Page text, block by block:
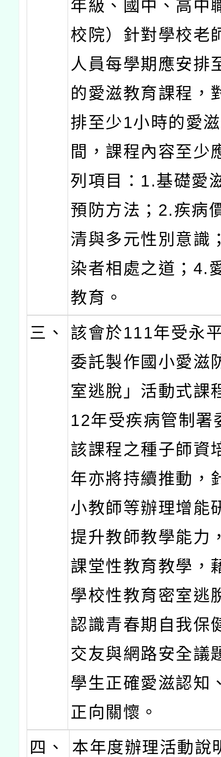
年級、國中、高中
校院）針對學校老
人員每學期應安排
的愛滋教育課程，
排至少1小時的愛
間，課程內容至少
列項目：1.基礎愛
預防方法；2.疾病
清與多元性別意識
染者相處之道；4.
教育。
三、
該會於111年受永
委託製作國小愛滋
室逃脫」活動式課
12年受疾病管制署
該課程之種子師資
年亦將持續推動，
小教師等辦理增能
提升教師教學能力
課堂性教育教學，
學校性教育密室逃
認識青春期自我保
交友與網路安全議
學生正確愛滋認知
正向關懷。
四、
本年度辦理活動說